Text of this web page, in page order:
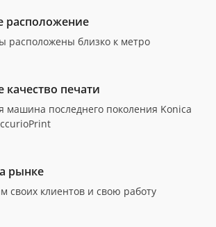
расположение
расположены близко к метро
качество печати
машина последнего поколения Konica
рынке
своих клиентов и свою работу